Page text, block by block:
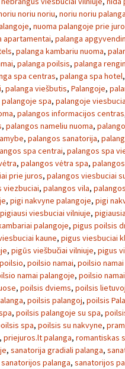
noriu noriu, noriu noriu palanga
, nuoma palangoje prie
apartamentai, palanga
, palanga kambariu nuoma,
, palanga poilsis, palanga
spa centras, palanga spa hotel,
, palanga viešbutis, Palangoje,
palangoje spa, palangoje
, palangos informacijos centras
, palangos nameliu nuoma,
, palangos sanatorija,
spa centrai, palangos spa
, palangos vėtra spa,
prie juros, palangos viesbuciai
viezbuciai, palangos vila,
, pigi nakvyne palangoje, pigi
pigiausi viesbuciai vilniuje,
palangoje, pigus poilsis
kaune, pigus viesbuciai
, pigūs viešbučiai vilniuje, pigus
poilsio, poilsio namai, poilsio
namai palangoje, poilsio
, poilsis dviems, poilsis
, poilsis palangoj, poilsis
, poilsis palangoje su spa,
spa, poilsis su nakvyne,
, priejuros.lt palanga, romantiskas
, sanatorija gradiali palanga,
sanatorijos palanga, sanatorijos